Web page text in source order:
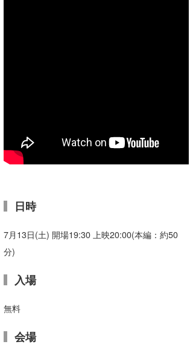
日時
7月13日(土) 開場19:30 上映20:00(本編：約50
分)
入場
無料
会場
waka☆=
ハンマー